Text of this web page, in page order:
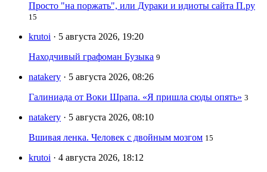
Просто "на поржать", или Дураки и идиоты сайта П.ру
15
krutoi · 5 августа 2026, 19:20
Находчивый графоман Бузыка 9
natakery · 5 августа 2026, 08:26
Галиниада от Воки Шрапа. «Я пришла сюды опять» 3
natakery · 5 августа 2026, 08:10
Вшивая ленка. Человек с двойным мозгом 15
krutoi · 4 августа 2026, 18:12